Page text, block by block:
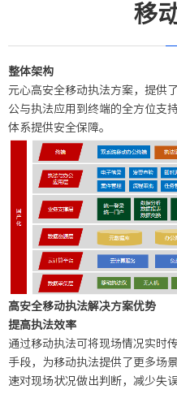
移
整体架构
元心高安全移动执法方案，提供
公与执法应用到终端的全方位支
体系提供安全保障。
高安全移动执法解决方案优势
提高执法效率
通过移动执法可将现场情况实时
手段，为移动执法提供了更多场
速对现场状况做出判断，减少失